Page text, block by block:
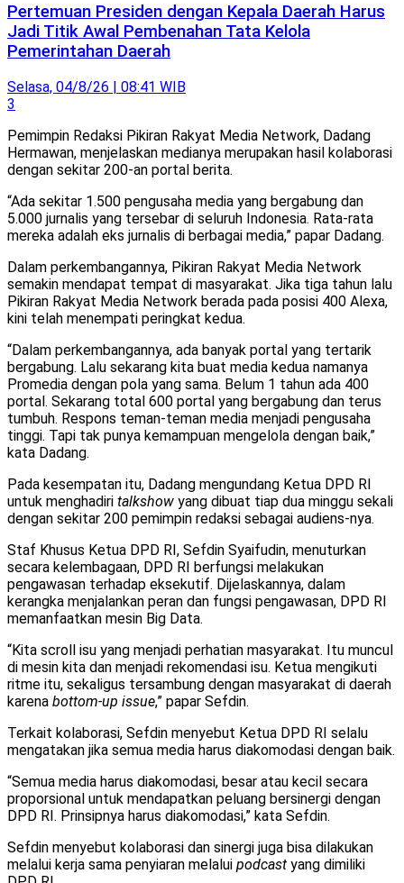
Pertemuan Presiden dengan Kepala Daerah Harus
Jadi Titik Awal Pembenahan Tata Kelola
Pemerintahan Daerah
Selasa, 04/8/26 | 08:41 WIB
3
Pemimpin Redaksi Pikiran Rakyat Media Network, Dadang
Hermawan, menjelaskan medianya merupakan hasil kolaborasi
dengan sekitar 200-an portal berita.
“Ada sekitar 1.500 pengusaha media yang bergabung dan
5.000 jurnalis yang tersebar di seluruh Indonesia. Rata-rata
mereka adalah eks jurnalis di berbagai media,” papar Dadang.
Dalam perkembangannya, Pikiran Rakyat Media Network
semakin mendapat tempat di masyarakat. Jika tiga tahun lalu
Pikiran Rakyat Media Network berada pada posisi 400 Alexa,
kini telah menempati peringkat kedua.
“Dalam perkembangannya, ada banyak portal yang tertarik
bergabung. Lalu sekarang kita buat media kedua namanya
Promedia dengan pola yang sama. Belum 1 tahun ada 400
portal. Sekarang total 600 portal yang bergabung dan terus
tumbuh. Respons teman-teman media menjadi pengusaha
tinggi. Tapi tak punya kemampuan mengelola dengan baik,”
kata Dadang.
Pada kesempatan itu, Dadang mengundang Ketua DPD RI
untuk menghadiri talkshow yang dibuat tiap dua minggu sekali
dengan sekitar 200 pemimpin redaksi sebagai audiens-nya.
Staf Khusus Ketua DPD RI, Sefdin Syaifudin, menuturkan
secara kelembagaan, DPD RI berfungsi melakukan
pengawasan terhadap eksekutif. Dijelaskannya, dalam
kerangka menjalankan peran dan fungsi pengawasan, DPD RI
memanfaatkan mesin Big Data.
“Kita scroll isu yang menjadi perhatian masyarakat. Itu muncul
di mesin kita dan menjadi rekomendasi isu. Ketua mengikuti
ritme itu, sekaligus tersambung dengan masyarakat di daerah
karena bottom-up issue,” papar Sefdin.
Terkait kolaborasi, Sefdin menyebut Ketua DPD RI selalu
mengatakan jika semua media harus diakomodasi dengan baik.
“Semua media harus diakomodasi, besar atau kecil secara
proporsional untuk mendapatkan peluang bersinergi dengan
DPD RI. Prinsipnya harus diakomodasi,” kata Sefdin.
Sefdin menyebut kolaborasi dan sinergi juga bisa dilakukan
melalui kerja sama penyiaran melalui podcast yang dimiliki